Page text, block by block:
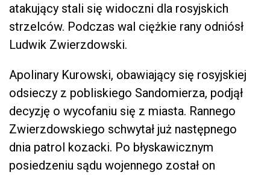
atakujący stali się widoczni dla rosyjskich
strzelców. Podczas wal ciężkie rany odniósł
Ludwik Zwierzdowski.
Apolinary Kurowski, obawiający się rosyjskiej
odsieczy z pobliskiego Sandomierza, podjął
decyzję o wycofaniu się z miasta. Rannego
Zwierzdowskiego schwytał już następnego
dnia patrol kozacki. Po błyskawicznym
posiedzeniu sądu wojennego został on